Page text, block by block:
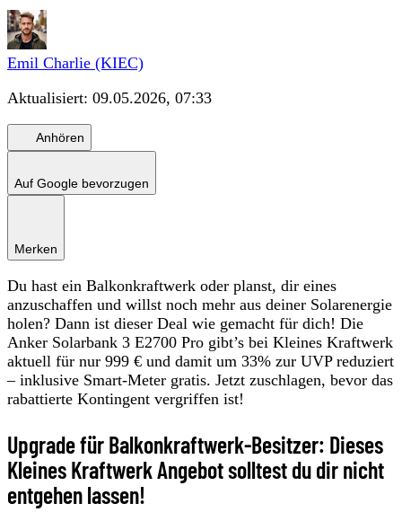
Emil Charlie (KIEC)
Aktualisiert: 09.05.2026, 07:33
Anhören
Auf Google bevorzugen
Merken
Du hast ein Balkonkraftwerk oder planst, dir eines
anzuschaffen und willst noch mehr aus deiner Solarenergie
holen? Dann ist dieser Deal wie gemacht für dich! Die
Anker Solarbank 3 E2700 Pro gibt’s bei Kleines Kraftwerk
aktuell für nur 999 € und damit um 33% zur UVP reduziert
– inklusive Smart-Meter gratis. Jetzt zuschlagen, bevor das
rabattierte Kontingent vergriffen ist!
Upgrade für Balkonkraftwerk-Besitzer: Dieses
Kleines Kraftwerk Angebot solltest du dir nicht
entgehen lassen!